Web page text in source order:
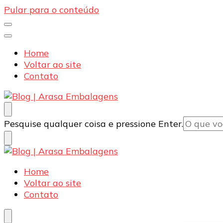
Pular para o conteúdo
Home
Voltar ao site
Contato
Blog | Arasa Embalagens
Confira conteúdos sobre embalagens para pizzas,
Procurando
algo?
Pesquise qualquer coisa e pressione Enter.
Blog | Arasa Embalagens
Confira conteúdos sobre embalagens para pizzas,
Home
Voltar ao site
Contato